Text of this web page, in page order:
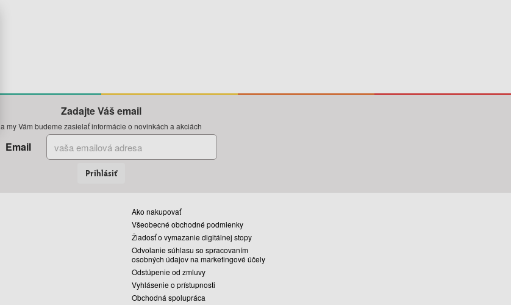
Zadajte Váš email
a my Vám budeme zasielať informácie o novinkách a akciách
Email
Prihlásiť
Ako nakupovať
Všeobecné obchodné podmienky
Žiadosť o vymazanie digitálnej stopy
Odvolanie súhlasu so spracovaním
osobných údajov na marketingové účely
Odstúpenie od zmluvy
Vyhlásenie o prístupnosti
Obchodná spolupráca